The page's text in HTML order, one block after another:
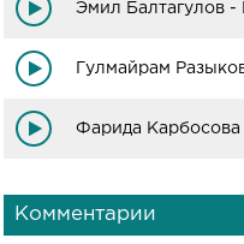
Эмил Балтагулов
Гулмайрам
Фарида Карбосова
Комментарии